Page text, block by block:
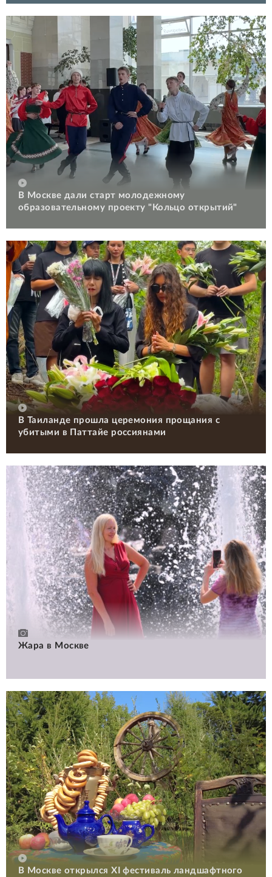
В Москве дали старт молодежному
образовательному проекту "Кольцо открытий"
В Таиланде прошла церемония прощания с
убитыми в Паттайе россиянами
Жара в Москве
В Москве открылся XI фестиваль ландшафтного